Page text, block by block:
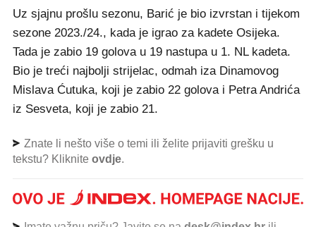
Uz sjajnu prošlu sezonu, Barić je bio izvrstan i tijekom
sezone 2023./24., kada je igrao za kadete Osijeka.
Tada je zabio 19 golova u 19 nastupa u 1. NL kadeta.
Bio je treći najbolji strijelac, odmah iza Dinamovog
Mislava Ćutuka, koji je zabio 22 golova i Petra Andrića
iz Sesveta, koji je zabio 21.
Znate li nešto više o temi ili želite prijaviti grešku u
tekstu? Kliknite ovdje.